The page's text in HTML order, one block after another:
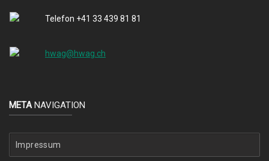
Telefon +41 33 439 81 81
hwag@hwag.ch
META NAVIGATION
Impressum